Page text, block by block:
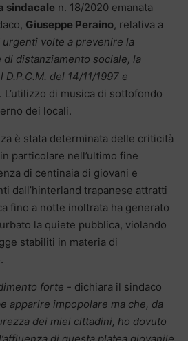
sindacale n. 18/2020 emanata
Giuseppe Peraino, relativa a
volte a prevenire la
distanziamento sociale, la
del 14/11/1997 e
L’utilizzo di musica di sottofondo
dei locali.
è stata determinata delle criticità
particolare nell’ultimo fine
di centinaia di giovani e
dall’hinterland trapanese attratti
fino a notte inoltrata ha generato
la quiete pubblica, violando
stabiliti in materia di
forte -­ dichiara il sindaco
apparire impopolare ma che, da
dei miei cittadini, ho dovuto